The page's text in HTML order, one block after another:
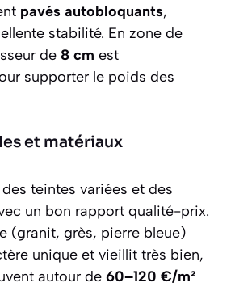
pavés autobloquants,
stabilité. En zone de
de 8 cm est
supporter le poids des
et matériaux
teintes variées et des
un bon rapport qualité-prix.
(granit, grès, pierre bleue)
unique et vieillit très bien,
autour de 60–120 €/m²